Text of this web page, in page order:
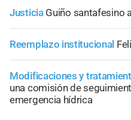
Justicia Guiño santafesino
Reemplazo institucional
Modificaciones y
una comisión de
emergencia hídrica